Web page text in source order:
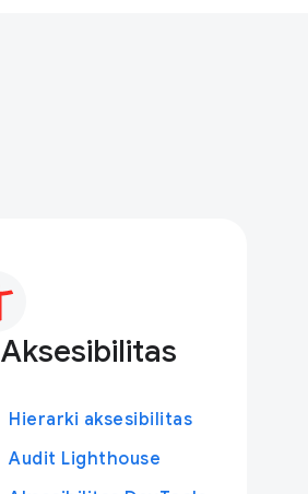
Aksesibilitas
Hierarki aksesibilitas
Audit Lighthouse